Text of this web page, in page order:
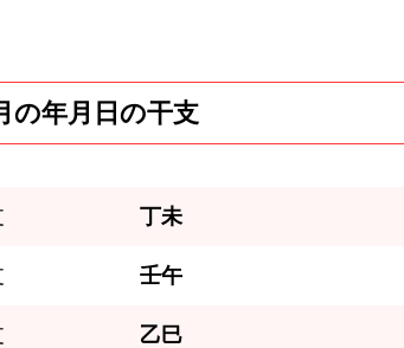
の年月日の干支
丁未
壬午
乙巳